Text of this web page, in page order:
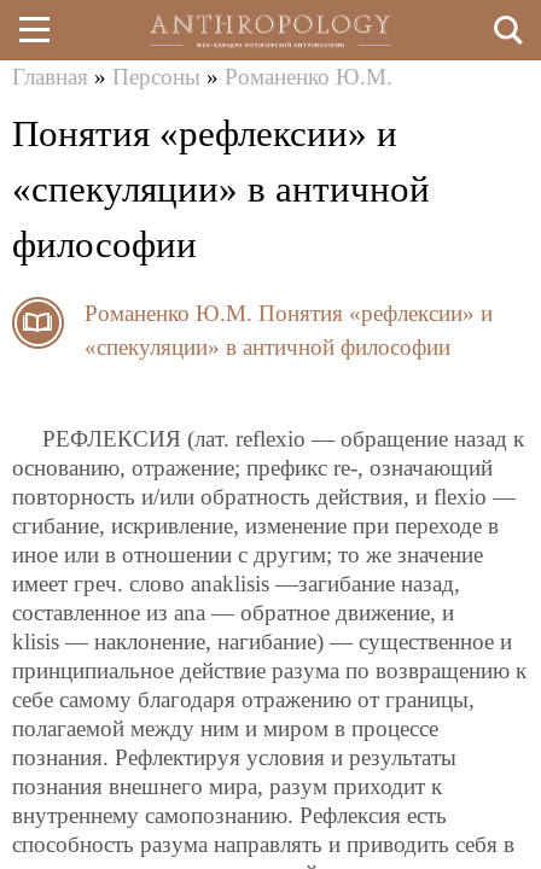
Перейти
к
здесь
Главная » Персоны » Романенко Ю.М.
Понятия «рефлексии» и
«спекуляции» в античной
философии
Романенко Ю.М. Понятия «рефлексии» и
«спекуляции» в античной философии
РЕФЛЕКСИЯ (лат. reflexio — обращение назад к
основанию, отражение; префикс re-, означающий
повторность и/или обратность действия, и flexio —
сгибание, искривление, изменение при переходе в
иное или в отношении с другим; то же значение
имеет греч. слово anaklisis —загибание назад,
составленное из ana — обратное движение, и
klisis — наклонение, нагибание) — существенное и
принципиальное действие разума по возвращению к
себе самому благодаря отражению от границы,
полагаемой между ним и миром в процессе
познания. Рефлектируя условия и результаты
познания внешнего мира, разум приходит к
внутреннему самопознанию. Рефлексия есть
способность разума направлять и приводить себя в